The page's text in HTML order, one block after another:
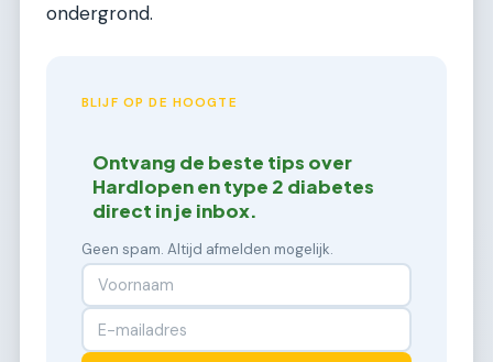
ondergrond.
BLIJF OP DE HOOGTE
Ontvang de beste tips over
Hardlopen en type 2 diabetes
direct in je inbox.
Geen spam. Altijd afmelden mogelijk.